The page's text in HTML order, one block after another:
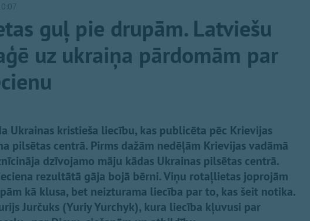
guļ pie drupām. Latviešu
uz ukraiņa pārdomām par
Ukrainas kristieša liecību, kas publicēta pēc Krievijas
pilsētas centrā. Pirms dažām nedēļām Krievijas vadāmā
dzīvojamo māju kādas Ukrainas pilsētas centrā.
rezultātā gāja bojā bērni. Viņu rotaļlietas joprojām
kā klusa, bet neizturama liecība par to, kas šeit notika.
Jurčuks (Yuriy Yurchyk), kura liecība kļuvusi par